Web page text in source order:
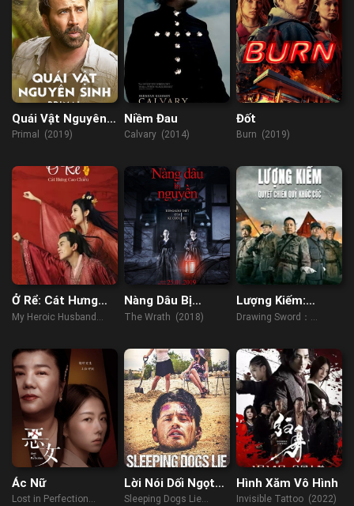
Quái Vật Nguyên
Sinh
Primal (2019)
Niềm Đau
Calvary (2014)
Đốt
Burn (2019)
Ở Rể: Cát Hưng
Cao Chiếu
My Heroic Husband
Nàng Dâu Bị
Nguyền Rủa
The Wrath (2018)
Lượng Kiếm:
Quyết Chiến Quỷ
Drawing Sword：
(2022)
Ác Nữ
Lost in Perfection
Lời Nói Dối Ngọt
Ngào
Sleeping Dogs Lie
Hình Xăm Vô Hình
Invisible Tattoo (2022)